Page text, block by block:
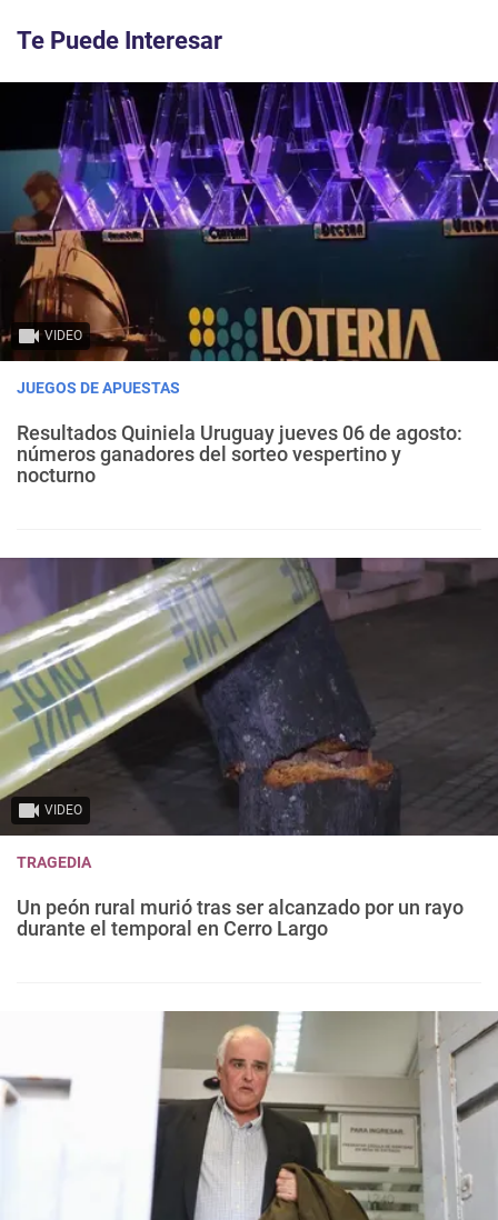
Te Puede Interesar
VIDEO
JUEGOS DE APUESTAS
Resultados Quiniela Uruguay jueves 06 de agosto:
números ganadores del sorteo vespertino y
nocturno
VIDEO
TRAGEDIA
Un peón rural murió tras ser alcanzado por un rayo
durante el temporal en Cerro Largo